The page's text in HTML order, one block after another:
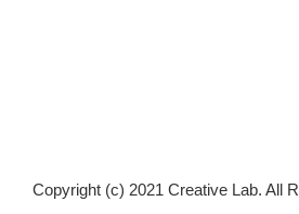
Copyright (c) 2021 Creative Lab. All